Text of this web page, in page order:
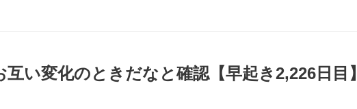
い変化のときだなと確認【早起き2,226日目】